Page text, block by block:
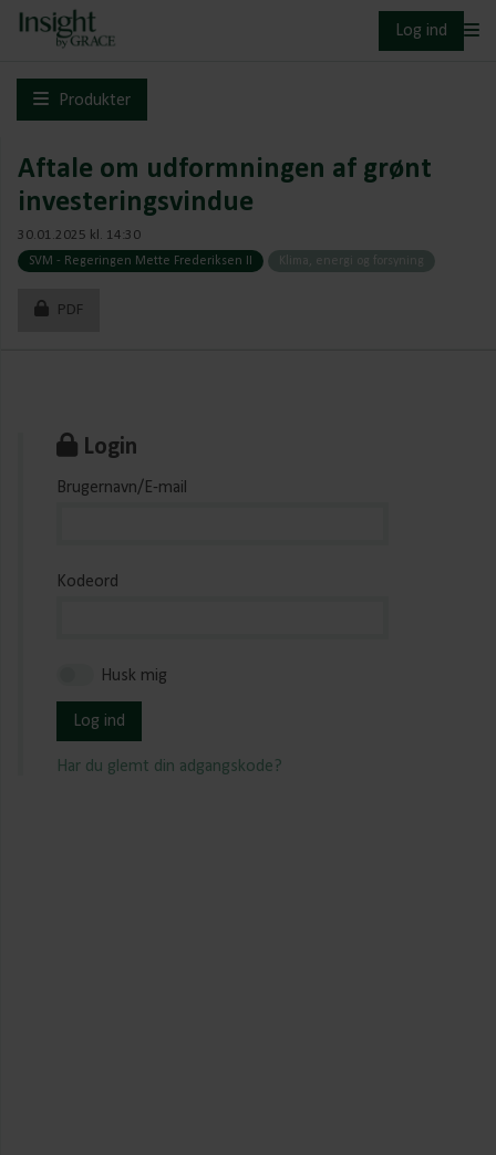
Log ind
Produkter
Aftale om udformningen af grønt
investeringsvindue
30.01.2025 kl. 14:30
SVM - Regeringen Mette Frederiksen II Klima, energi og forsyning
PDF
Login
Brugernavn/E-mail
Kodeord
Husk mig
Log ind
Har du glemt din adgangskode?